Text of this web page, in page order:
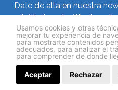
Usamos cookies y otras
mejorar tu experiencia de
para mostrarte contenidos
adecuados, para analizar el
para comprender de donde
Aceptar Rechazar
Date de alta en nuestra
leído, lo más útil y lo